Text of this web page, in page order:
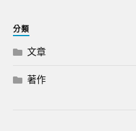
分類
文章
著作